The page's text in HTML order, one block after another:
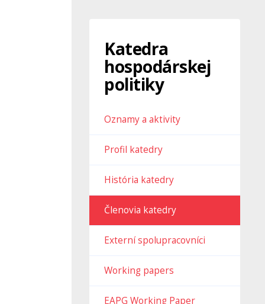
Katedra
hospodárskej
politiky
Oznamy a aktivity
Profil katedry
História katedry
Členovia katedry
Externí spolupracovníci
Working papers
EAPG Working Paper